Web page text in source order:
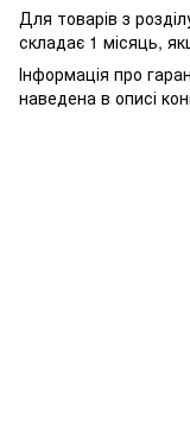
Для товарів з
складає 1 місяць,
Інформація про
наведена в описі